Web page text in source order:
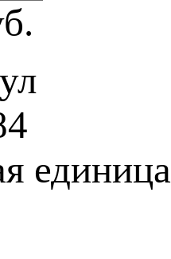
единица